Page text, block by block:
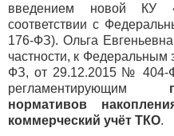
введением новой КУ
соответствии с
176‐ФЗ). Ольга
частности, к
ФЗ, от 29.12.2015 №
регламентирующим
нормативов
коммерческий учёт ТКО.